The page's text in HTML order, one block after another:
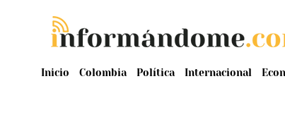
Inicio Colombia Política Internacional